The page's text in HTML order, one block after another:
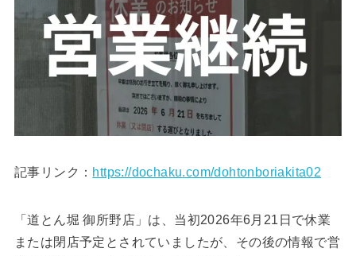
記事リンク： https://dochaku.com/dohtonboriakita02
「道とん堀 御所野店」は、当初2026年6月21日で休業
または閉店予定とされていましたが、その後の情報で営